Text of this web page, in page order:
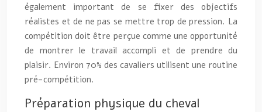
également important de se fixer des objectifs
réalistes et de ne pas se mettre trop de pression. La
compétition doit être perçue comme une opportunité
de montrer le travail accompli et de prendre du
plaisir. Environ 70% des cavaliers utilisent une routine
pré-compétition.
Préparation physique du cheval